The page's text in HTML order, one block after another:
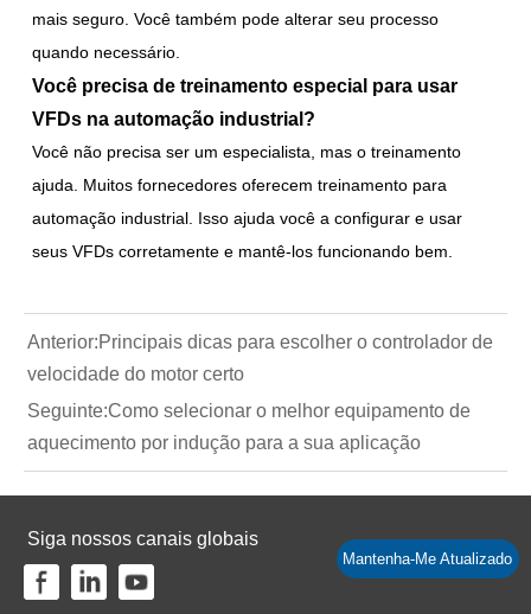
mais seguro. Você também pode alterar seu processo
quando necessário.
Você precisa de treinamento especial para usar
VFDs na automação industrial?
Você não precisa ser um especialista, mas o treinamento
ajuda. Muitos fornecedores oferecem treinamento para
automação industrial. Isso ajuda você a configurar e usar
seus VFDs corretamente e mantê-los funcionando bem.
Anterior:Principais dicas para escolher o controlador de
velocidade do motor certo
Seguinte:Como selecionar o melhor equipamento de
aquecimento por indução para a sua aplicação
Siga nossos canais globais
Mantenha-Me Atualizado